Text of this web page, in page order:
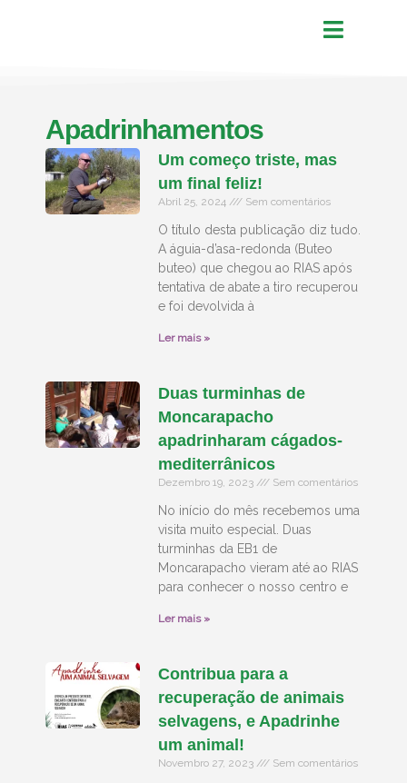
Apadrinhamentos
Um começo triste, mas
um final feliz!
Abril 25, 2024 Sem comentários
O título desta publicação diz tudo.
A águia-d’asa-redonda (Buteo
buteo) que chegou ao RIAS após
tentativa de abate a tiro recuperou
e foi devolvida à
Ler mais »
Duas turminhas de
Moncarapacho
apadrinharam cágados-
mediterrânicos
Dezembro 19, 2023 Sem comentários
No início do mês recebemos uma
visita muito especial. Duas
turminhas da EB1 de
Moncarapacho vieram até ao RIAS
para conhecer o nosso centro e
Ler mais »
Contribua para a
recuperação de animais
selvagens, e Apadrinhe
um animal!
Novembro 27, 2023 Sem comentários